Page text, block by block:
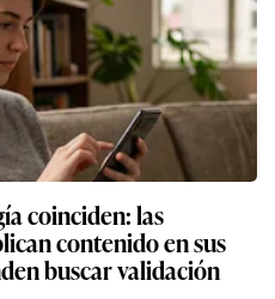
coinciden: las
contenido en sus
buscar validación